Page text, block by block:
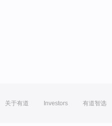
关于有道 Investors 有道智选